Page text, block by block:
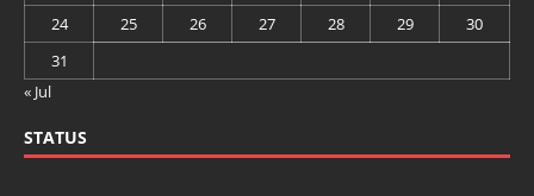
24
25 26 27 28 29
30
31
« Jul
STATUS